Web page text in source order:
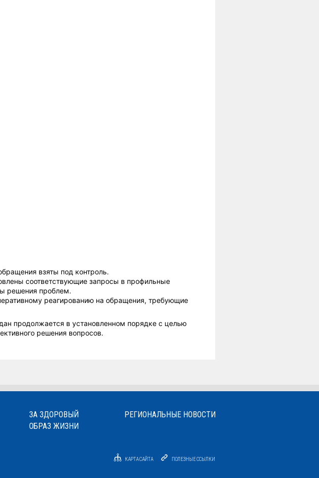
взяты под контроль.
соответствующие запросы в профильные
решения проблем.
реагированию на обращения, требующие
продолжается в установленном порядке с целью
решения вопросов.
ЗА ЗДОРОВЫЙ
ОБРАЗ ЖИЗНИ
РЕГИОНАЛЬНЫЕ НОВОСТИ
КАРТА САЙТА ПОЛЕЗНЫЕ ССЫЛКИ